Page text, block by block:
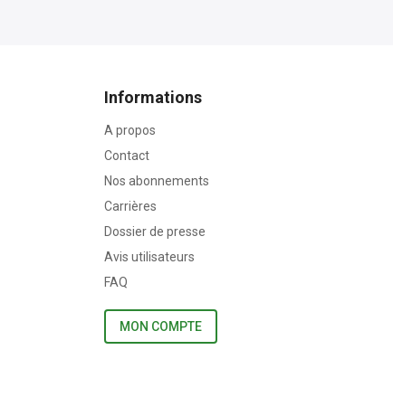
Informations
A propos
Contact
Nos abonnements
Carrières
Dossier de presse
Avis utilisateurs
FAQ
MON COMPTE